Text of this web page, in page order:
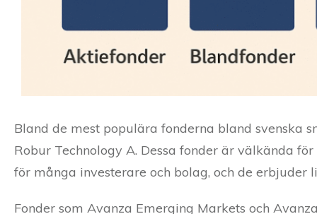
Bland de mest populära fonderna bland svenska
Robur Technology A. Dessa fonder är välkända
för många investerare och bolag, och de
Fonder som Avanza Emerging Markets och